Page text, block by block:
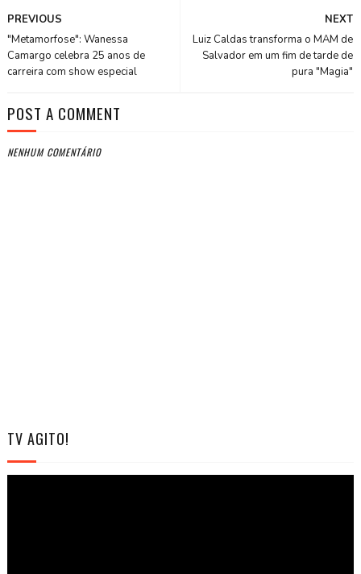
NEXT
Luiz Caldas transforma o MAM de
Salvador em um fim de tarde de
pura "Magia"
PREVIOUS
"Metamorfose": Wanessa
Camargo celebra 25 anos de
carreira com show especial
POST A COMMENT
NENHUM COMENTÁRIO
TV AGITO!